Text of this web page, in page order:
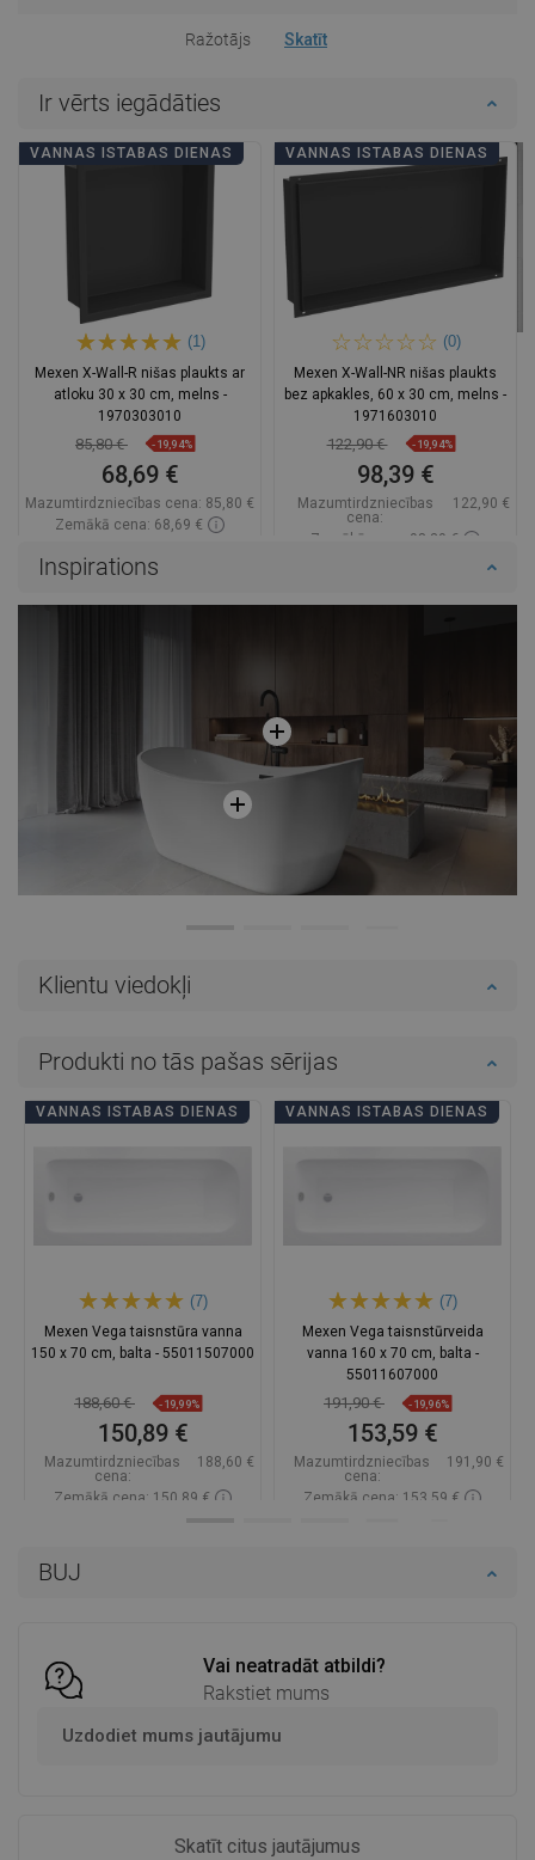
Ražotājs Skatīt
Ir vērts iegādāties
VANNAS ISTABAS DIENAS
(1)
Mexen X-Wall-R nišas plaukts ar
atloku 30 x 30 cm, melns -
1970303010
85,80 € -19,94%
68,69 €
Mazumtirdzniecības cena: 85,80 €
Zemākā cena: 68,69 €
VANNAS ISTABAS DIENAS
(0)
Mexen X-Wall-NR nišas plaukts
bez apkakles, 60 x 30 cm, melns -
1971603010
122,90 € -19,94%
98,39 €
Mazumtirdzniecības
cena:
122,90 €
Zemākā cena: 98,39 €
Pieejamās vispirms
Ielikt grozā
Inspirations
BUJ
Vai neatradāt atbildi?
Rakstiet mums
Uzdodiet mums jautājumu
Skatīt citus jautājumus
Klientu viedokļi
Produkti no tās pašas sērijas
VANNAS ISTABAS DIENAS
(7)
Mexen Vega taisnstūra vanna
150 x 70 cm, balta - 55011507000
188,60 € -19,99%
150,89 €
Mazumtirdzniecības
cena:
188,60 €
Zemākā cena: 150,89 €
VANNAS ISTABAS DIENAS
(7)
Mexen Vega taisnstūrveida
vanna 160 x 70 cm, balta -
55011607000
191,90 € -19,96%
153,59 €
Mazumtirdzniecības
cena:
191,90 €
Zemākā cena: 153,59 €